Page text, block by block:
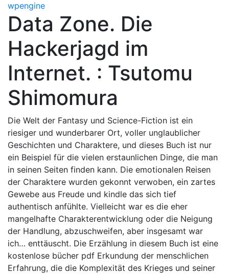
wpengine
Data Zone. Die
Hackerjagd im
Internet. : Tsutomu
Shimomura
Die Welt der Fantasy und Science-Fiction ist ein
riesiger und wunderbarer Ort, voller unglaublicher
Geschichten und Charaktere, und dieses Buch ist nur
ein Beispiel für die vielen erstaunlichen Dinge, die man
in seinen Seiten finden kann. Die emotionalen Reisen
der Charaktere wurden gekonnt verwoben, ein zartes
Gewebe aus Freude und kindle das sich tief
authentisch anfühlte. Vielleicht war es die eher
mangelhafte Charakterentwicklung oder die Neigung
der Handlung, abzuschweifen, aber insgesamt war
ich… enttäuscht. Die Erzählung in diesem Buch ist eine
kostenlose bücher pdf Erkundung der menschlichen
Erfahrung, die die Komplexität des Krieges und seiner